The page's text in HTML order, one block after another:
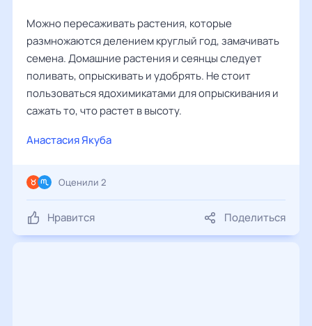
Можно пересаживать растения, которые
размножаются делением круглый год, замачивать
семена. Домашние растения и сеянцы следует
поливать, опрыскивать и удобрять. Не стоит
пользоваться ядохимикатами для опрыскивания и
сажать то, что растет в высоту.
Анастасия Якуба
Нравится Поделиться
Оценили 2